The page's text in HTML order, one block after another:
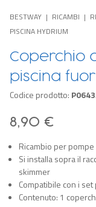
BESTWAY RICAMBI
PISCINA HYDRIUM
Coperchio
piscina
Codice prodotto:
8,90 €
Ricambio per
Si installa sopra il
skimmer
Compatibile con i
Contenuto: 1